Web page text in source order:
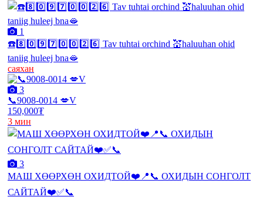
1
☎️8️⃣0️⃣9️⃣7️⃣0️⃣0️⃣2️⃣6️⃣ Tav tuhtai orchind 💒haluuhan ohid
taniig huleej bna🫦
саяхан
3
📞9008-0014 💋V
150,000₮
3 мин
3
МАШ ХӨӨРХӨН ОХИДТОЙ❤️📍📞 ОХИДЫН СОНГОЛТ
САЙТАЙ❤️✅📞